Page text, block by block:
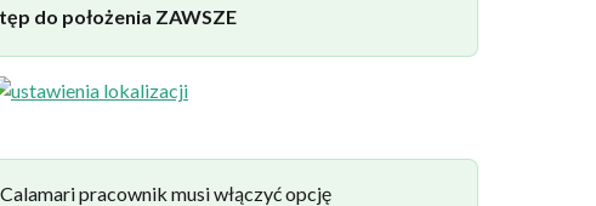
do położenia ZAWSZE
pracownik musi włączyć opcję